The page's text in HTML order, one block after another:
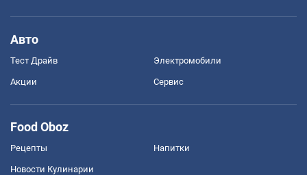
Авто
Тест Драйв Электромобили
Акции Сервис
Food Oboz
Рецепты Напитки
Новости Кулинарии